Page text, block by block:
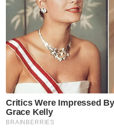
Kemalangan
Mahkamah
Pengangkutan